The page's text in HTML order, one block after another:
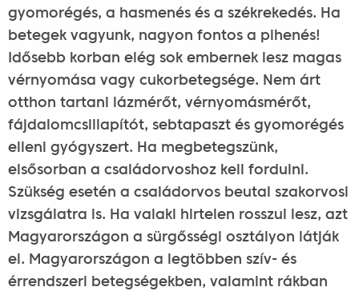
gyomorégés, a hasmenés és a székrekedés. Ha
betegek vagyunk, nagyon fontos a pihenés!
Idősebb korban elég sok embernek lesz magas
vérnyomása vagy cukorbetegsége. Nem árt
otthon tartani lázmérőt, vérnyomásmérőt,
fájdalomcsillapítót, sebtapaszt és gyomorégés
elleni gyógyszert. Ha megbetegszünk,
elsősorban a családorvoshoz kell fordulni.
Szükség esetén a családorvos beutal szakorvosi
vizsgálatra is. Ha valaki hirtelen rosszul lesz, azt
Magyarországon a sürgősségi osztályon látják
el. Magyarországon a legtöbben szív- és
érrendszeri betegségekben, valamint rákban